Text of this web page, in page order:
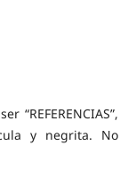
y negrita. No